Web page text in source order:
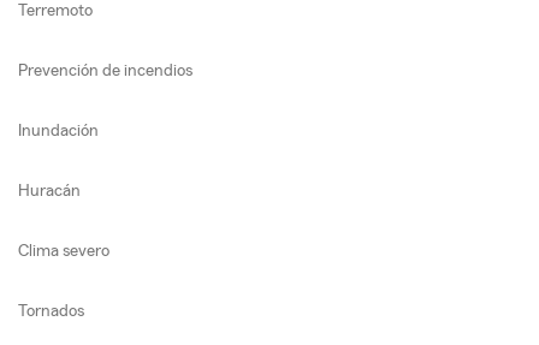
Terremoto
Prevención de incendios
Inundación
Huracán
Clima severo
Tornados